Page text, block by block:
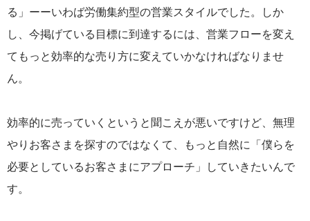
る」ーーいわば労働集約型の営業スタイルでした。しか
し、今掲げている目標に到達するには、営業フローを変え
てもっと効率的な売り方に変えていかなければなりませ
ん。
効率的に売っていくというと聞こえが悪いですけど、無理
やりお客さまを探すのではなくて、もっと自然に「僕らを
必要としているお客さまにアプローチ」していきたいんで
す。